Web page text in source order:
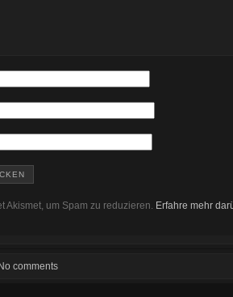
Akismet, um Spam zu reduzieren. Erfahre mehr
No comments